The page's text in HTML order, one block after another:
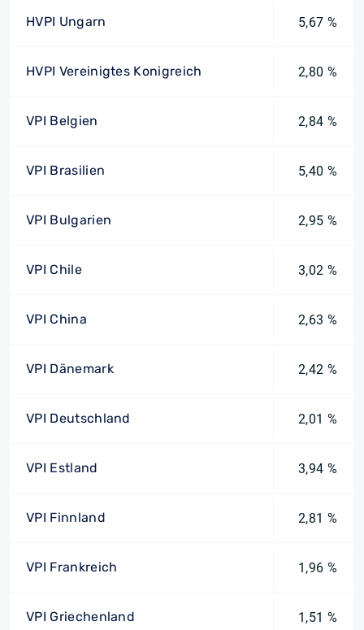
HVPI Ungarn 5,67 %
HVPI Vereinigtes Konigreich 2,80 %
VPI Belgien 2,84 %
VPI Brasilien 5,40 %
VPI Bulgarien 2,95 %
VPI Chile 3,02 %
VPI China 2,63 %
VPI Dänemark 2,42 %
VPI Deutschland 2,01 %
VPI Estland 3,94 %
VPI Finnland 2,81 %
VPI Frankreich 1,96 %
VPI Griechenland 1,51 %